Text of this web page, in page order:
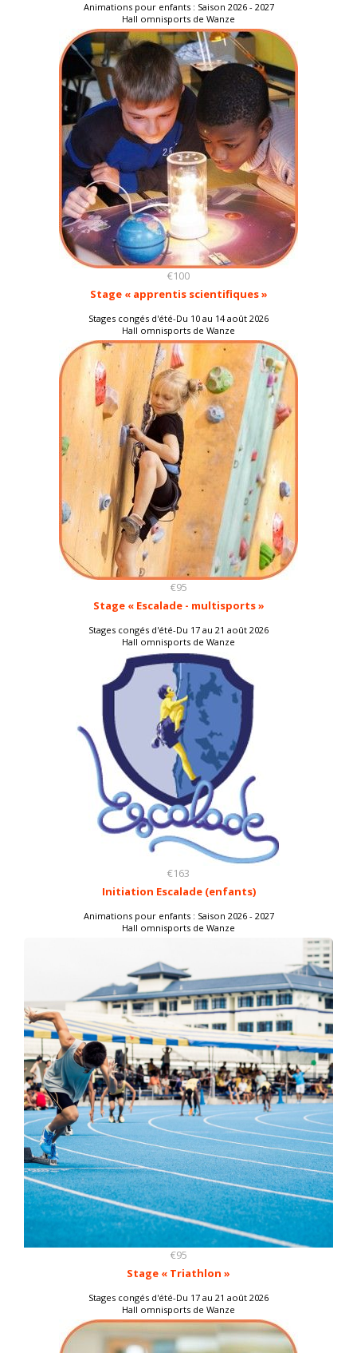
Animations pour enfants : Saison 2026 - 2027
Hall omnisports de Wanze
€100
Stage « apprentis scientifiques »
Stages congés d'été-Du 10 au 14 août 2026
Hall omnisports de Wanze
€95
Stage « Escalade - multisports »
Stages congés d'été-Du 17 au 21 août 2026
Hall omnisports de Wanze
€163
Initiation Escalade (enfants)
Animations pour enfants : Saison 2026 - 2027
Hall omnisports de Wanze
€95
Stage « Triathlon »
Stages congés d'été-Du 17 au 21 août 2026
Hall omnisports de Wanze